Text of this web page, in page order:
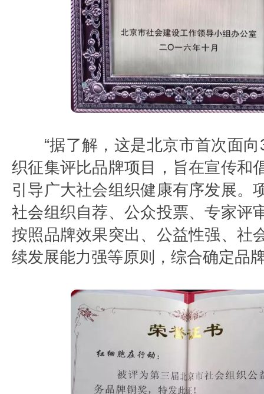
“据了解，这是北京市首次面向
织征集评比品牌项目，旨在宣传和
引导广大社会组织健康有序发展。
社会组织自荐、公众投票、专家评
按照品牌效果突出、公益性强、社
续发展能力强等原则，综合确定品